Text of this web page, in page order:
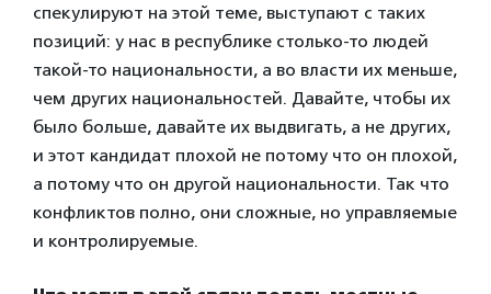
спекулируют на этой теме, выступают с таких
позиций: у нас в республике столько-то людей
такой-то национальности, а во власти их меньше,
чем других национальностей. Давайте, чтобы их
было больше, давайте их выдвигать, а не других,
и этот кандидат плохой не потому что он плохой,
а потому что он другой национальности. Так что
конфликтов полно, они сложные, но управляемые
и контролируемые.